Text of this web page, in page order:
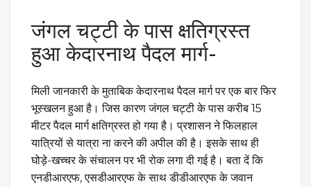
जंगल चट्टी के पास क्षतिग्रस्त
हुआ केदारनाथ पैदल मार्ग-
मिली जानकारी के मुताबिक केदारनाथ पैदल मार्ग पर एक बार फिर
भूस्खलन हुआ है। जिस कारण जंगल चट्टी के पास करीब 15
मीटर पैदल मार्ग क्षतिग्रस्त हो गया है। प्रशासन ने फिलहाल
यात्रियों से यात्रा ना करने की अपील की है। इसके साथ ही
घोड़े-खच्चर के संचालन पर भी रोक लगा दी गई है। बता दें कि
एनडीआरएफ, एसडीआरएफ के साथ डीडीआरएफ के जवान